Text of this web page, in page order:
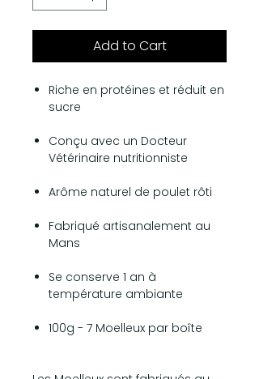
Add to Cart
Riche en protéines et réduit en
sucre
Conçu avec un Docteur
Vétérinaire nutritionniste
Arôme naturel de poulet rôti
Fabriqué artisanalement au
Mans
Se conserve 1 an à
température ambiante
100g - 7 Moelleux par boîte